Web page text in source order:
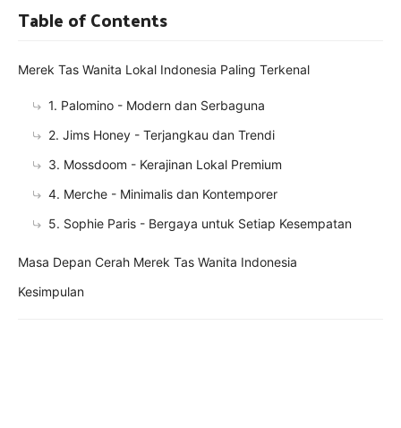
Table of Contents
Merek Tas Wanita Lokal Indonesia Paling Terkenal
1. Palomino - Modern dan Serbaguna
2. Jims Honey - Terjangkau dan Trendi
3. Mossdoom - Kerajinan Lokal Premium
4. Merche - Minimalis dan Kontemporer
5. Sophie Paris - Bergaya untuk Setiap Kesempatan
Masa Depan Cerah Merek Tas Wanita Indonesia
Kesimpulan